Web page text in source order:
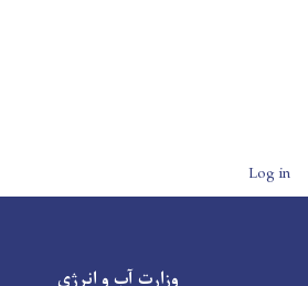
User account menu
Log in